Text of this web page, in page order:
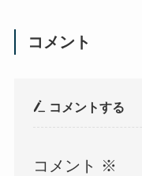
コメント
コメントする
コメント ※